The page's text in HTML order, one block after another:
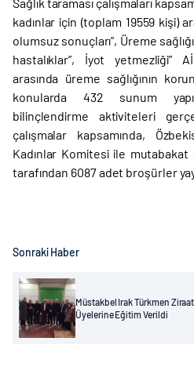
kadınlar için (toplam 19559 kişi)
olumsuz sonuçları”, Üreme
hastalıklar”, İyot yetmezliği”
arasında üreme sağlığının
konularda 432 sunum
bilinçlendirme aktiviteleri
çalışmalar kapsamında,
Kadınlar Komitesi ile mutabakat
tarafından 6087 adet broşürler
Sonraki Haber
Müstakbel Irak Türkmen
Üyelerine Eğitim Verildi